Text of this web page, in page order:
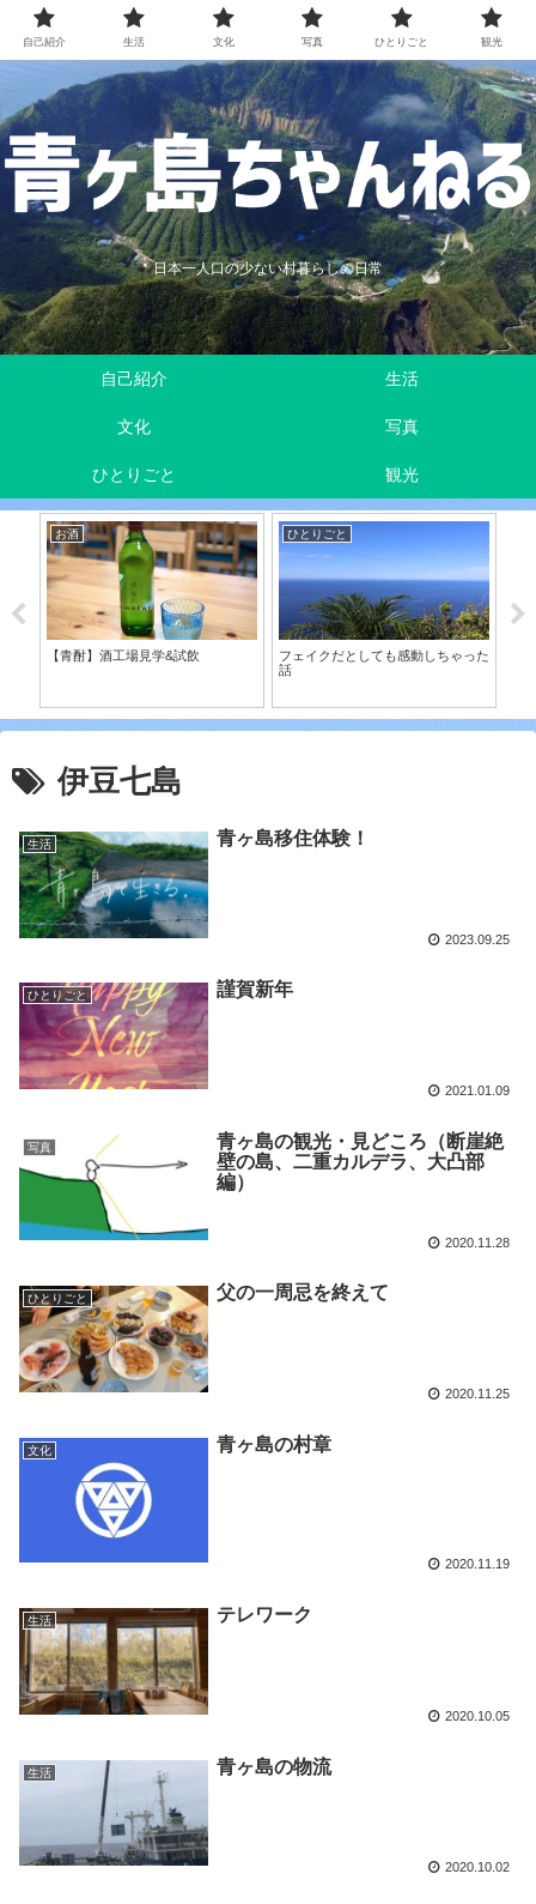
日本一人口の少ない村暮らしの日常
自己紹介 生活
文化 写真
ひとりごと 観光
お酒
【青酎】酒工場見学&試飲
ひとりごと
フェイクだとしても感動しちゃった
話
伊豆七島
生活 青ヶ島移住体験！
2023.09.25
ひとりごと 謹賀新年
2021.01.09
写真
青ヶ島の観光・見どころ（断崖絶
壁の島、二重カルデラ、大凸部
編）
2020.11.28
ひとりごと 父の一周忌を終えて
2020.11.25
文化 青ヶ島の村章
2020.11.19
生活 テレワーク
2020.10.05
生活 青ヶ島の物流
2020.10.02
自己紹介 生活 文化 写真 ひとりごと 観光